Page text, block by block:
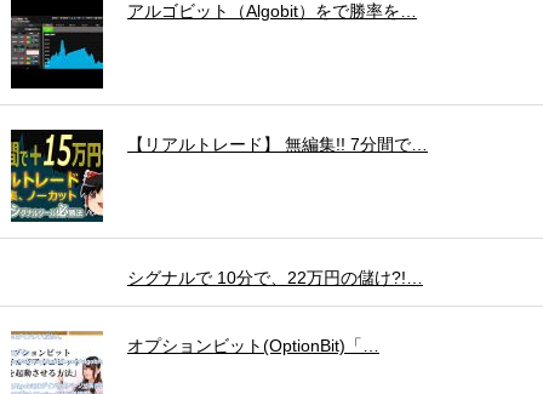
アルゴビット（Algobit）をで勝率を…
【リアルトレード】 無編集!! 7分間で…
シグナルで 10分で、22万円の儲け?!…
オプションビット(OptionBit)「…